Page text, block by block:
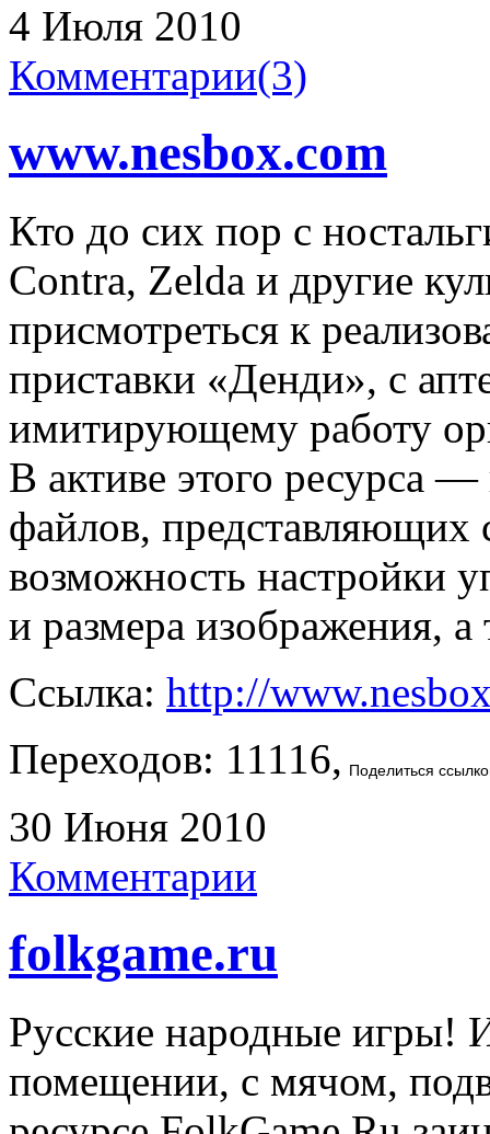
4 Июля 2010
Комментарии(3)
www.nesbox.com
Кто до сих пор с
Contra, Zelda и другие
присмотреться к
приставки «Денди», с
имитирующему работу
В активе этого ресурса
файлов, представляющих
возможность настройки
и размера изображения,
Ссылка: http://
Переходов: 11116,
Поделиться
30 Июня 2010
Комментарии
folkgame.ru
Русские народные игры!
помещении, с мячом,